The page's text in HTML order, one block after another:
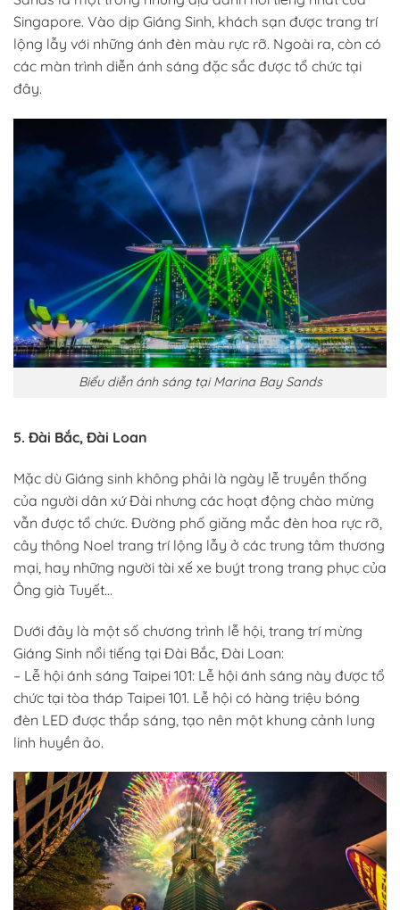
Singapore. Vào dịp Giáng Sinh, khách sạn được trang trí
lộng lẫy với những ánh đèn màu rực rỡ. Ngoài ra, còn có
các màn trình diễn ánh sáng đặc sắc được tổ chức tại
đây.
Biểu diễn ánh sáng tại Marina Bay Sands
5. Đài Bắc, Đài Loan
Mặc dù Giáng sinh không phải là ngày lễ truyền thống
của người dân xứ Đài nhưng các hoạt động chào mừng
vẫn được tổ chức. Đường phố giăng mắc đèn hoa rực rỡ,
cây thông Noel trang trí lộng lẫy ở các trung tâm thương
mại, hay những người tài xế xe buýt trong trang phục của
Ông già Tuyết…
Dưới đây là một số chương trình lễ hội, trang trí mừng
Giáng Sinh nổi tiếng tại Đài Bắc, Đài Loan:
– Lễ hội ánh sáng Taipei 101: Lễ hội ánh sáng này được tổ
chức tại tòa tháp Taipei 101. Lễ hội có hàng triệu bóng
đèn LED được thắp sáng, tạo nên một khung cảnh lung
linh huyền ảo.